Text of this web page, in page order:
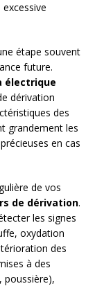
étape souvent
future.
électrique
dérivation
des
grandement les
en cas
de vos
de dérivation.
les signes
oxydation
des
à des
poussière),